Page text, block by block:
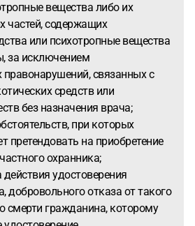
вещества либо их
частей, содержащих
или психотропные вещества
за исключением
связанных с
средств или
без назначения врача;
при которых
претендовать на приобретение
охранника;
удостоверения
добровольного отказа от такого
смерти гражданина, которому